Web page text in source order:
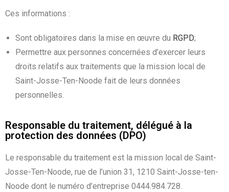
Ces informations :
Sont obligatoires dans la mise en œuvre du RGPD;
Permettre aux personnes concernées d’exercer leurs
droits relatifs aux traitements que la mission local de
Saint-Josse-Ten-Noode fait de leurs données
personnelles.
Responsable du traitement, délégué à la
protection des données (DPO)
Le responsable du traitement est la mission local de Saint-
Josse-Ten-Noode, rue de l’union 31, 1210 Saint-Josse-ten-
Noode dont le numéro d’entreprise 0444.984.728.